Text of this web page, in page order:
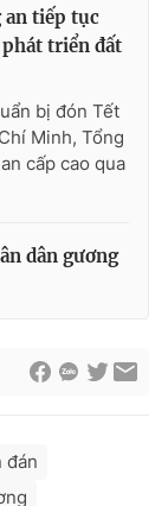
an tiếp tục
triển đất
bị đón Tết
Minh, Tổng
cấp cao qua
dân gương
đán